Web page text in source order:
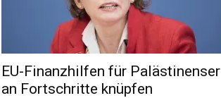
EU-Finanzhilfen für Palästinenser
an Fortschritte knüpfen